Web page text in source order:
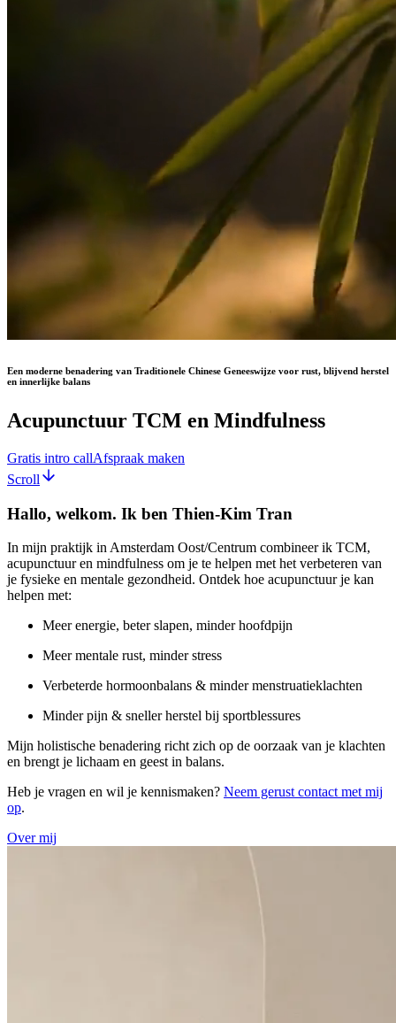
Een moderne benadering van Traditionele Chinese Geneeswijze voor rust, blijvend herstel
en innerlijke balans
Acupunctuur TCM en Mindfulness
Gratis intro callAfspraak maken
Scroll
Hallo, welkom. Ik ben Thien-Kim Tran
In mijn praktijk in Amsterdam Oost/Centrum combineer ik TCM,
acupunctuur en mindfulness om je te helpen met het verbeteren van
je fysieke en mentale gezondheid. Ontdek hoe acupunctuur je kan
helpen met:
Meer energie, beter slapen, minder hoofdpijn
Meer mentale rust, minder stress
Verbeterde hormoonbalans & minder menstruatieklachten
Minder pijn & sneller herstel bij sportblessures
Mijn holistische benadering richt zich op de oorzaak van je klachten
en brengt je lichaam en geest in balans.
Heb je vragen en wil je kennismaken? Neem gerust contact met mij
op.
Over mij